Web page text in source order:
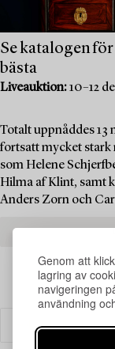
Genom att
lagring av
navigeringen
användning
Se katalogen
bästa
Liveauktion:10–12
Totalt uppnåddes 13
fortsatt mycket stark
som Helene
Hilma af Klint, samt
Anders Zorn och